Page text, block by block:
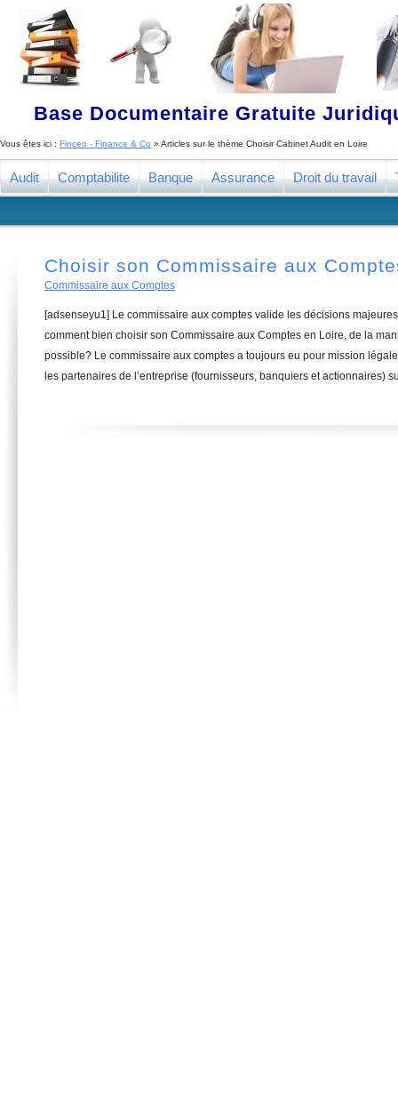
Base Documentaire Gratuite
Vous êtes ici : Finceo - Finance & Co » Articles sur le thème Choisir Cabinet Audit en Loire
Audit Comptabilite Banque Assurance Droit du travail
Choisir son Commissaire aux
Commissaire aux Comptes
[adsenseyu1] Le commissaire aux comptes valide les décisions
comment bien choisir son Commissaire aux Comptes en Loire, de la
possible? Le commissaire aux comptes a toujours eu pour mission
les partenaires de l’entreprise (fournisseurs, banquiers et actionnaires)